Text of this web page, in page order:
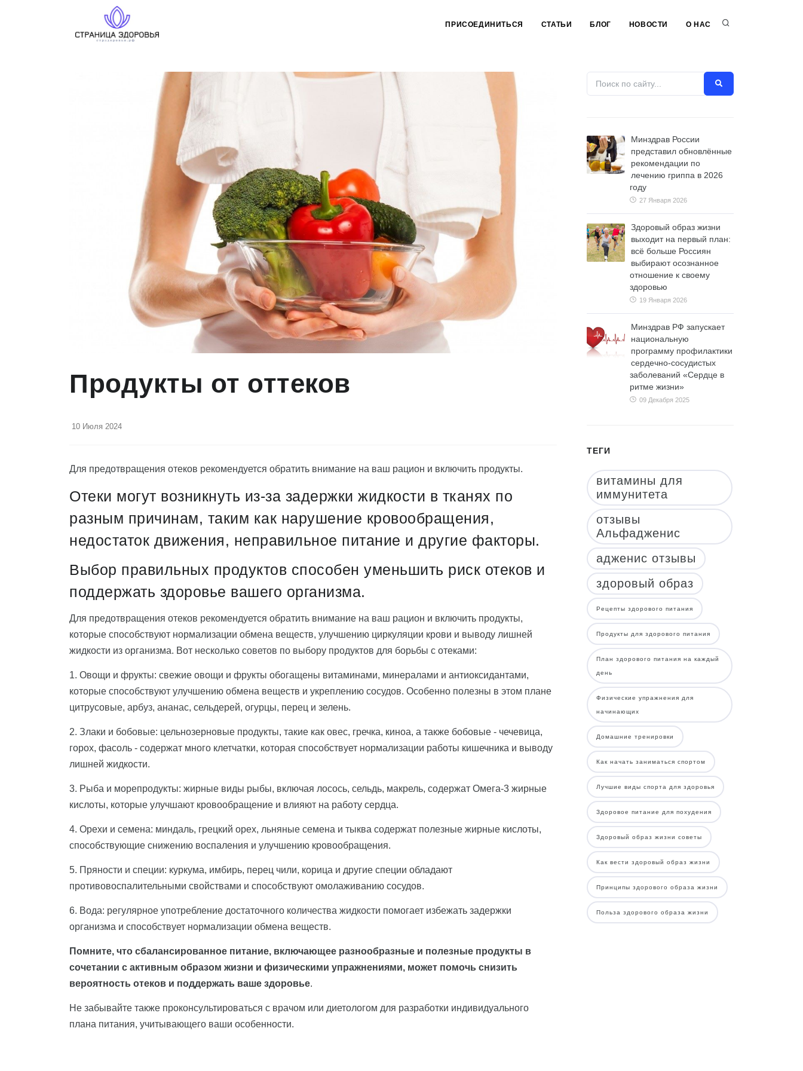
ПРИСОЕДИНИТЬСЯ СТАТЬИ БЛОГ НОВОСТИ О НАС
Продукты от оттеков
10 Июля 2024
Для предотвращения отеков рекомендуется обратить внимание на ваш рацион и включить продукты.
Отеки могут возникнуть из-за задержки жидкости в тканях по
разным причинам, таким как нарушение кровообращения,
недостаток движения, неправильное питание и другие факторы.
Выбор правильных продуктов способен уменьшить риск отеков и
поддержать здоровье вашего организма.
Для предотвращения отеков рекомендуется обратить внимание на ваш рацион и включить продукты,
которые способствуют нормализации обмена веществ, улучшению циркуляции крови и выводу лишней
жидкости из организма. Вот несколько советов по выбору продуктов для борьбы с отеками:
1. Овощи и фрукты: свежие овощи и фрукты обогащены витаминами, минералами и антиоксидантами,
которые способствуют улучшению обмена веществ и укреплению сосудов. Особенно полезны в этом плане
цитрусовые, арбуз, ананас, сельдерей, огурцы, перец и зелень.
2. Злаки и бобовые: цельнозерновые продукты, такие как овес, гречка, киноа, а также бобовые - чечевица,
горох, фасоль - содержат много клетчатки, которая способствует нормализации работы кишечника и выводу
лишней жидкости.
3. Рыба и морепродукты: жирные виды рыбы, включая лосось, сельдь, макрель, содержат Омега-3 жирные
кислоты, которые улучшают кровообращение и влияют на работу сердца.
4. Орехи и семена: миндаль, грецкий орех, льняные семена и тыква содержат полезные жирные кислоты,
способствующие снижению воспаления и улучшению кровообращения.
5. Пряности и специи: куркума, имбирь, перец чили, корица и другие специи обладают
противовоспалительными свойствами и способствуют омолаживанию сосудов.
6. Вода: регулярное употребление достаточного количества жидкости помогает избежать задержки
организма и способствует нормализации обмена веществ.
Помните, что сбалансированное питание, включающее разнообразные и полезные продукты в
сочетании с активным образом жизни и физическими упражнениями, может помочь снизить
вероятность отеков и поддержать ваше здоровье.
Не забывайте также проконсультироваться с врачом или диетологом для разработки индивидуального
плана питания, учитывающего ваши особенности.
Минздрав России
представил обновлённые
рекомендации по
лечению гриппа в 2026
году
27 Января 2026
Здоровый образ жизни
выходит на первый план:
всё больше Россиян
выбирают осознанное
отношение к своему
здоровью
19 Января 2026
Минздрав РФ запускает
национальную
программу профилактики
сердечно-сосудистых
заболеваний «Сердце в
ритме жизни»
09 Декабря 2025
ТЕГИ
витамины для
иммунитета
отзывы
Альфадженис
адженис отзывы
здоровый образ
Рецепты здорового питания
Продукты для здорового питания
План здорового питания на каждый
день
Физические упражнения для
начинающих
Домашние тренировки
Как начать заниматься спортом
Лучшие виды спорта для здоровья
Здоровое питание для похудения
Здоровый образ жизни советы
Как вести здоровый образ жизни
Принципы здорового образа жизни
Польза здорового образа жизни